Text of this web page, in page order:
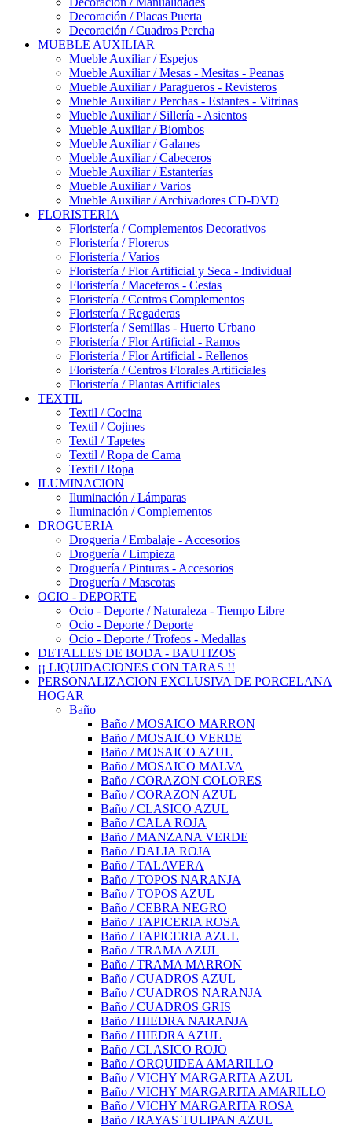
Decoración / Placas Puerta
Decoración / Cuadros Percha
MUEBLE AUXILIAR
Mueble Auxiliar / Espejos
Mueble Auxiliar / Mesas - Mesitas - Peanas
Mueble Auxiliar / Paragueros - Revisteros
Mueble Auxiliar / Perchas - Estantes - Vitrinas
Mueble Auxiliar / Sillería - Asientos
Mueble Auxiliar / Biombos
Mueble Auxiliar / Galanes
Mueble Auxiliar / Cabeceros
Mueble Auxiliar / Estanterías
Mueble Auxiliar / Varios
Mueble Auxiliar / Archivadores CD-DVD
FLORISTERIA
Floristería / Complementos Decorativos
Floristería / Floreros
Floristería / Varios
Floristería / Flor Artificial y Seca - Individual
Floristería / Maceteros - Cestas
Floristería / Centros Complementos
Floristería / Regaderas
Floristería / Semillas - Huerto Urbano
Floristería / Flor Artificial - Ramos
Floristería / Flor Artificial - Rellenos
Floristería / Centros Florales Artificiales
Floristería / Plantas Artificiales
TEXTIL
Textil / Cocina
Textil / Cojines
Textil / Tapetes
Textil / Ropa de Cama
Textil / Ropa
ILUMINACION
Iluminación / Lámparas
Iluminación / Complementos
DROGUERIA
Droguería / Embalaje - Accesorios
Droguería / Limpieza
Droguería / Pinturas - Accesorios
Droguería / Mascotas
OCIO - DEPORTE
Ocio - Deporte / Naturaleza - Tiempo Libre
Ocio - Deporte / Deporte
Ocio - Deporte / Trofeos - Medallas
DETALLES DE BODA - BAUTIZOS
¡¡ LIQUIDACIONES CON TARAS !!
PERSONALIZACION EXCLUSIVA DE PORCELANA
HOGAR
Baño
Baño / MOSAICO MARRON
Baño / MOSAICO VERDE
Baño / MOSAICO AZUL
Baño / MOSAICO MALVA
Baño / CORAZON COLORES
Baño / CORAZON AZUL
Baño / CLASICO AZUL
Baño / CALA ROJA
Baño / MANZANA VERDE
Baño / DALIA ROJA
Baño / TALAVERA
Baño / TOPOS NARANJA
Baño / TOPOS AZUL
Baño / CEBRA NEGRO
Baño / TAPICERIA ROSA
Baño / TAPICERIA AZUL
Baño / TRAMA AZUL
Baño / TRAMA MARRON
Baño / CUADROS AZUL
Baño / CUADROS NARANJA
Baño / CUADROS GRIS
Baño / HIEDRA NARANJA
Baño / HIEDRA AZUL
Baño / CLASICO ROJO
Baño / ORQUIDEA AMARILLO
Baño / VICHY MARGARITA AZUL
Baño / VICHY MARGARITA AMARILLO
Baño / VICHY MARGARITA ROSA
Baño / RAYAS TULIPAN AZUL